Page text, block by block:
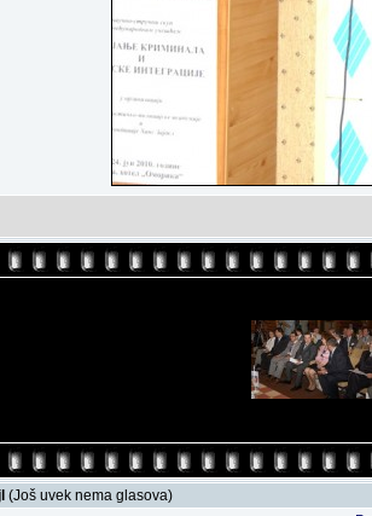
(Još uvek nema glasova)